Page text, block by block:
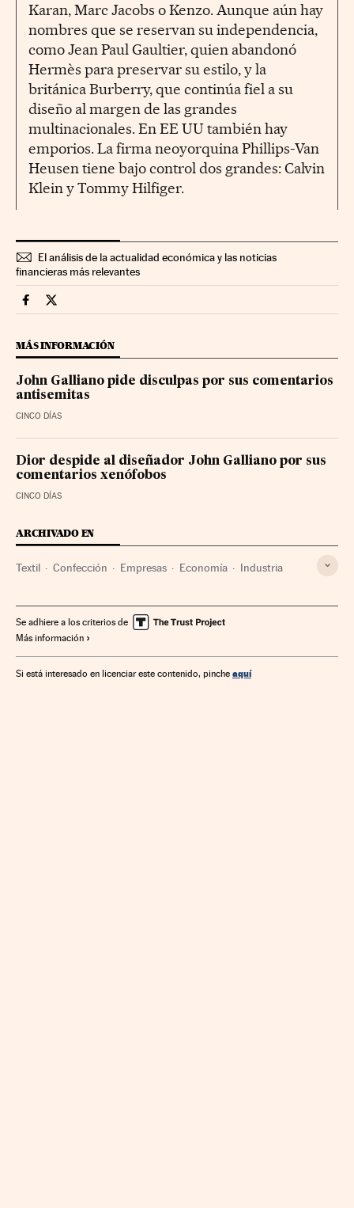
Karan, Marc Jacobs o Kenzo. Aunque aún hay
nombres que se reservan su independencia,
como Jean Paul Gaultier, quien abandonó
Hermès para preservar su estilo, y la
británica Burberry, que continúa fiel a su
diseño al margen de las grandes
multinacionales. En EE UU también hay
emporios. La firma neoyorquina Phillips-Van
Heusen tiene bajo control dos grandes: Calvin
Klein y Tommy Hilfiger.
El análisis de la actualidad económica y las noticias
financieras más relevantes
Companias Cinco Días en Facebook
Companias Cinco Días en Twitter
MÁS INFORMACIÓN
John Galliano pide disculpas por sus comentarios
antisemitas
CINCO DÍAS
Dior despide al diseñador John Galliano por sus
comentarios xenófobos
CINCO DÍAS
ARCHIVADO EN
Textil Confección Empresas Economía Industria
Se adhiere a los criterios de
Más información
Si está interesado en licenciar este contenido, pinche aquí